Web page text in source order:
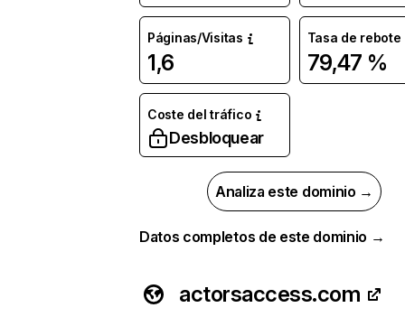
Páginas/Visitas
1,6
Tasa de rebote
79,47 %
Coste del tráfico
Desbloquear
Analiza este dominio →
Datos completos de este dominio →
actorsaccess.com